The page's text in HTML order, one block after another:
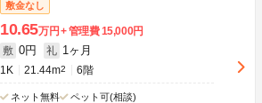
敷金なし
10.65万円 管理費15,000円
敷 0円 礼 1ヶ月
1K 21.44m2 6階
ネット無料 ペット可(相談)